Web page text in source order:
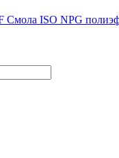
Смола ISO NPG